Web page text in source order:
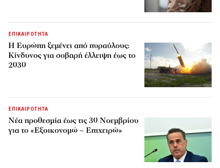
ΕΠΙΚΑΙΡΟΤΗΤΑ
H Ευρώπη ξεμένει από πυραύλους:
Κίνδυνος για σοβαρή έλλειψη έως το
2030
ΕΠΙΚΑΙΡΟΤΗΤΑ
Νέα προθεσμία έως τις 30 Νοεμβρίου
για το «Εξοικονομώ – Επιχειρώ»